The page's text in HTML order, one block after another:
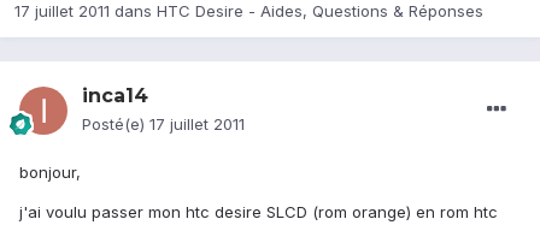
17 juillet 2011 dans HTC Desire - Aides, Questions & Réponses
inca14
Posté(e) 17 juillet 2011
bonjour,
j'ai voulu passer mon htc desire SLCD (rom orange) en rom htc